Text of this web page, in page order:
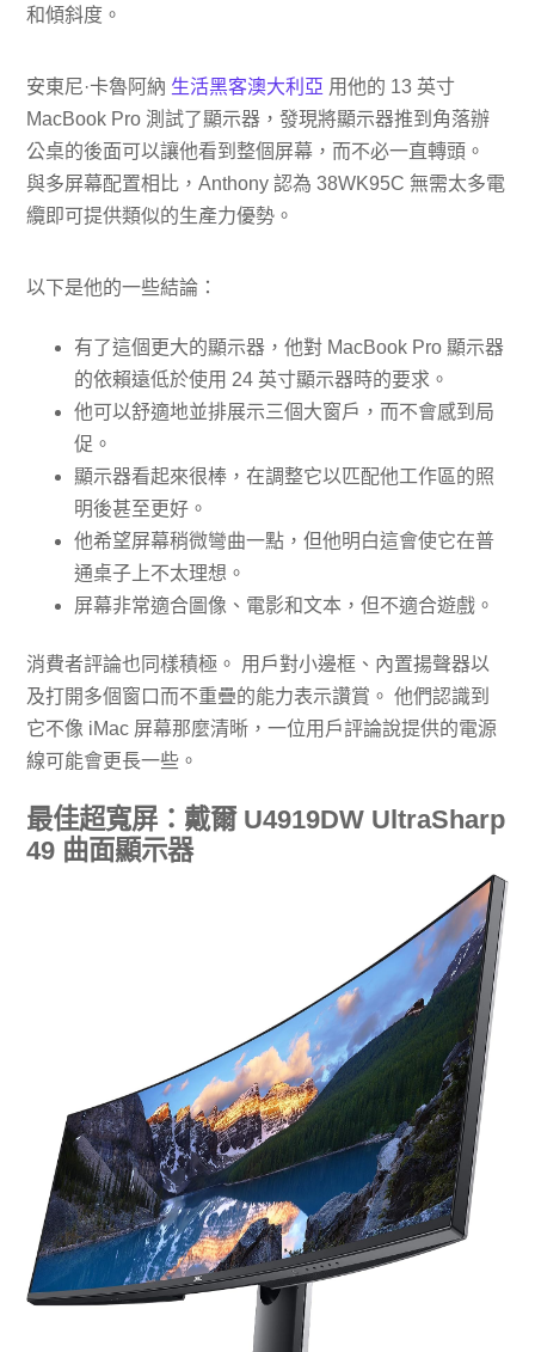
和傾斜度。
安東尼·卡魯阿納 生活黑客澳大利亞 用他的 13 英寸
MacBook Pro 測試了顯示器，發現將顯示器推到角落辦
公桌的後面可以讓他看到整個屏幕，而不必一直轉頭。
與多屏幕配置相比，Anthony 認為 38WK95C 無需太多電
纜即可提供類似的生產力優勢。
以下是他的一些結論：
有了這個更大的顯示器，他對 MacBook Pro 顯示器
的依賴遠低於使用 24 英寸顯示器時的要求。
他可以舒適地並排展示三個大窗戶，而不會感到局
促。
顯示器看起來很棒，在調整它以匹配他工作區的照
明後甚至更好。
他希望屏幕稍微彎曲一點，但他明白這會使它在普
通桌子上不太理想。
屏幕非常適合圖像、電影和文本，但不適合遊戲。
消費者評論也同樣積極。 用戶對小邊框、內置揚聲器以
及打開多個窗口而不重疊的能力表示讚賞。 他們認識到
它不像 iMac 屏幕那麼清晰，一位用戶評論說提供的電源
線可能會更長一些。
最佳超寬屏：戴爾 U4919DW UltraSharp
49 曲面顯示器